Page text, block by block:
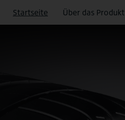
Startseite Über das Produkt